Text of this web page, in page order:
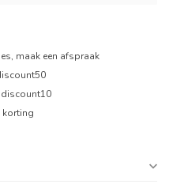
maak een afspraak
korting